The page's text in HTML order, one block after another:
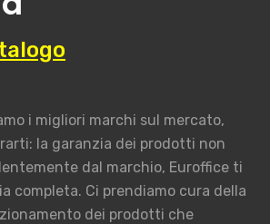
i migliori marchi sul mercato,
la garanzia dei prodotti non
dal marchio, Euroffice ti
completa. Ci prendiamo cura della
dei prodotti che